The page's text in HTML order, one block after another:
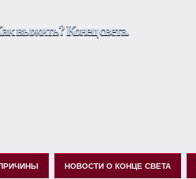
выжить? Конец света.
НОВОСТИ О КОНЦЕ СВЕТА